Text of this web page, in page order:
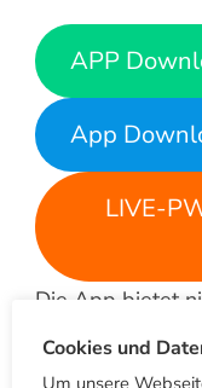
APP
App
LIVE-
Die App bietet
für unseren
registrierter
Cookies und
Um unsere